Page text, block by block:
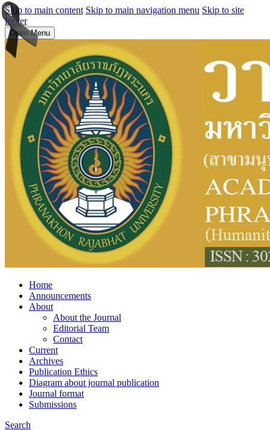
Skip to main content Skip to main navigation menu Skip to site
footer
Open Menu
Home
Announcements
About
About the Journal
Editorial Team
Contact
Current
Archives
Publication Ethics
Diagram about journal publication
Journal format
Submissions
Search